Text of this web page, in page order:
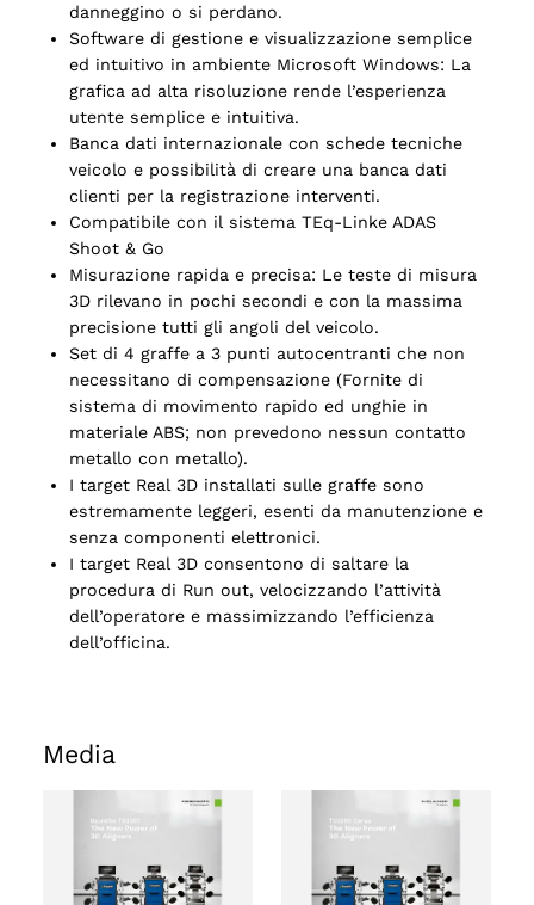
danneggino o si perdano.
Software di gestione e visualizzazione semplice
ed intuitivo in ambiente Microsoft Windows: La
grafica ad alta risoluzione rende l’esperienza
utente semplice e intuitiva.
Banca dati internazionale con schede tecniche
veicolo e possibilità di creare una banca dati
clienti per la registrazione interventi.
Compatibile con il sistema TEq-Linke ADAS
Shoot & Go
Misurazione rapida e precisa: Le teste di misura
3D rilevano in pochi secondi e con la massima
precisione tutti gli angoli del veicolo.
Set di 4 graffe a 3 punti autocentranti che non
necessitano di compensazione (Fornite di
sistema di movimento rapido ed unghie in
materiale ABS; non prevedono nessun contatto
metallo con metallo).
I target Real 3D installati sulle graffe sono
estremamente leggeri, esenti da manutenzione e
senza componenti elettronici.
I target Real 3D consentono di saltare la
procedura di Run out, velocizzando l’attività
dell’operatore e massimizzando l’efficienza
dell’officina.
Media